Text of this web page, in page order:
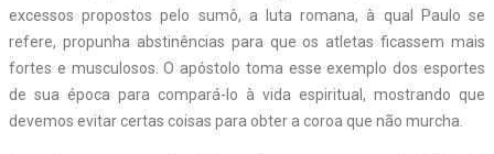
excessos propostos pelo sumô, a luta romana, à qual Paulo se
refere, propunha abstinências para que os atletas ficassem mais
fortes e musculosos. O apóstolo toma esse exemplo dos esportes
de sua época para compará-lo à vida espiritual, mostrando que
devemos evitar certas coisas para obter a coroa que não murcha.